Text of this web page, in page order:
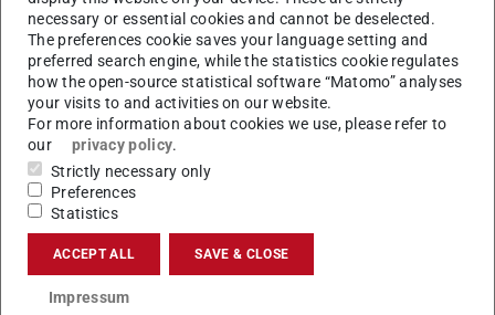
Dabei liegt ein zentraler Fokus auf der Nachhaltigkeit von
Veränderungsprozessen bei gleichzeitiger Einbeziehung
der von Veränderung betroffenen Mitarbeiter:innen.
Hier eine thematische Auswahl von
Veränderungsprozessen:
Entwicklung eines gemeinsamen Verständnisses über
die eigene Führungs- und Arbeitskultur etwa bei der
Neubesetzung von Führungs- und Leitungspositionen,
Forschungsverbünde.
necessary or essential cookies and cannot be deselected.
The preferences cookie saves your language setting and
preferred search engine, while the statistics cookie regulates
how the open-source statistical software “Matomo” analyses
your visits to and activities on our website.
For more information about cookies we use, please refer to
our
privacy policy.
Strictly necessary only
Preferences
Statistics
ACCEPT ALL SAVE & CLOSE
Impressum